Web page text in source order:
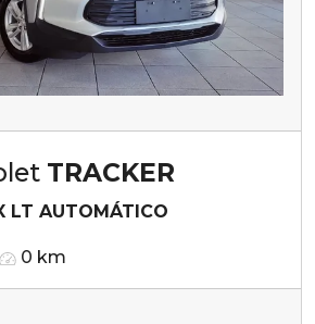
TRACKER
LT AUTOMÁTICO
0 km